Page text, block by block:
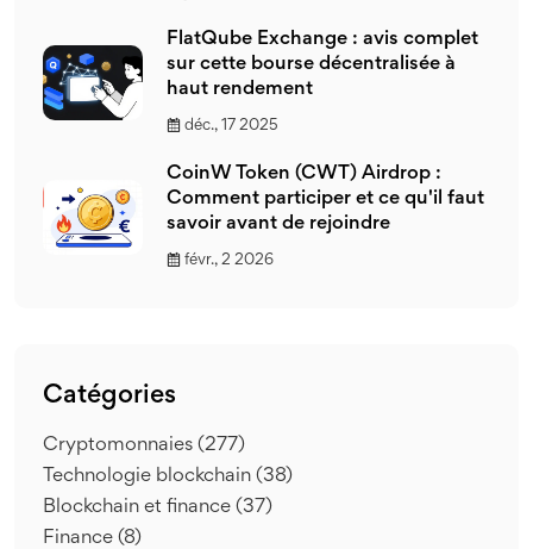
FlatQube Exchange : avis complet
sur cette bourse décentralisée à
haut rendement
déc., 17 2025
CoinW Token (CWT) Airdrop :
Comment participer et ce qu'il faut
savoir avant de rejoindre
févr., 2 2026
Catégories
Cryptomonnaies (277)
Technologie blockchain (38)
Blockchain et finance (37)
Finance (8)